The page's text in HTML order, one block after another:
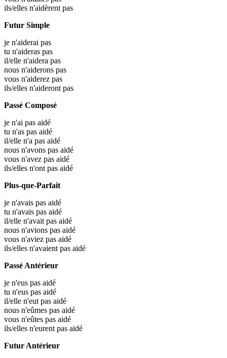
ils/elles n'aidèrent pas
Futur Simple
je n'aiderai pas
tu n'aideras pas
il/elle n'aidera pas
nous n'aiderons pas
vous n'aiderez pas
ils/elles n'aideront pas
Passé Composé
je n'ai pas aidé
tu n'as pas aidé
il/elle n'a pas aidé
nous n'avons pas aidé
vous n'avez pas aidé
ils/elles n'ont pas aidé
Plus-que-Parfait
je n'avais pas aidé
tu n'avais pas aidé
il/elle n'avait pas aidé
nous n'avions pas aidé
vous n'aviez pas aidé
ils/elles n'avaient pas aidé
Passé Antérieur
je n'eus pas aidé
tu n'eus pas aidé
il/elle n'eut pas aidé
nous n'eûmes pas aidé
vous n'eûtes pas aidé
ils/elles n'eurent pas aidé
Futur Antérieur